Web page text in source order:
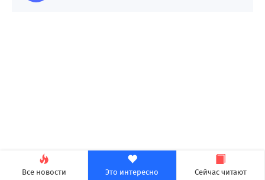
Все новости Это интересно Сейчас читают